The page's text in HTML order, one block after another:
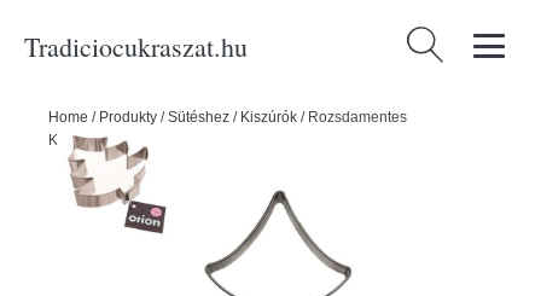
Tradiciocukraszat.hu Keresés:
Home / Produkty /Sütéshez / Kiszúrók / Rozsdamentes
KARÁCSONYFA mézeskalács kiszúró forma - ORION